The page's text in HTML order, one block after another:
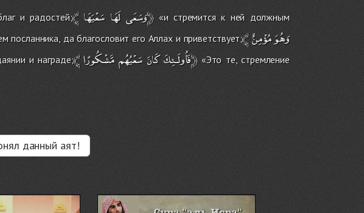
и радостей;﴾ وَسَعَى لَهَا سَعْيَهَا﴿«и стремится к ней должным
посланника, да благословит его Аллах и приветствует;﴾ وَهُوَمُؤْمِنٌ
и награде;﴾ فَأُولَـئِكَ كَانَ سَعْيُهُم مَّشْكُورًا﴿«Это те, стремление
данный аят!